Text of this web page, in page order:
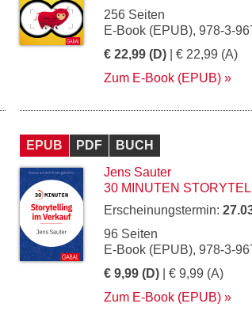
256 Seiten
E-Book (EPUB), 978-3-
€ 22,99 (D) | € 22,99 (A)
Zum E-Book (EPUB)
EPUB PDF
BUCH
Jens Sauter
30 MINUTEN
Erscheinungstermin:
96 Seiten
E-Book (EPUB), 978-3-
€ 9,99 (D) | € 9,99 (A)
Zum E-Book (EPUB)